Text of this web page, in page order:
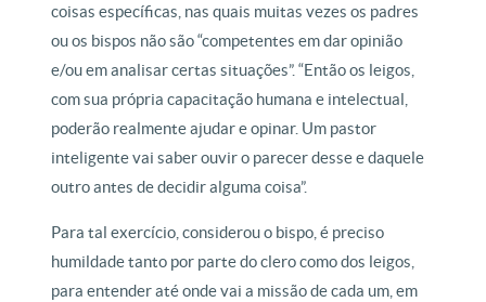
coisas específicas, nas quais muitas vezes os padres
ou os bispos não são “competentes em dar opinião
e/ou em analisar certas situações”. “Então os leigos,
com sua própria capacitação humana e intelectual,
poderão realmente ajudar e opinar. Um pastor
inteligente vai saber ouvir o parecer desse e daquele
outro antes de decidir alguma coisa”.
Para tal exercício, considerou o bispo, é preciso
humildade tanto por parte do clero como dos leigos,
para entender até onde vai a missão de cada um, em